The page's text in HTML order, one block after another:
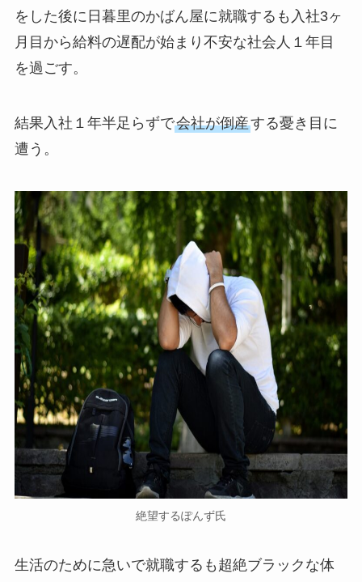
をした後に日暮里のかばん屋に就職するも入社3ヶ
月目から給料の遅配が始まり不安な社会人１年目
を過ごす。
結果入社１年半足らずで会社が倒産する憂き目に
遭う。
絶望するぽんず氏
生活のために急いで就職するも超絶ブラックな体